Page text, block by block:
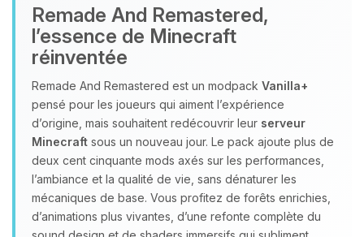
Remade And Remastered,
l’essence de Minecraft
réinventée
Remade And Remastered est un modpack Vanilla+
pensé pour les joueurs qui aiment l’expérience
d’origine, mais souhaitent redécouvrir leur serveur
Minecraft sous un nouveau jour. Le pack ajoute plus de
deux cent cinquante mods axés sur les performances,
l’ambiance et la qualité de vie, sans dénaturer les
mécaniques de base. Vous profitez de forêts enrichies,
d’animations plus vivantes, d’une refonte complète du